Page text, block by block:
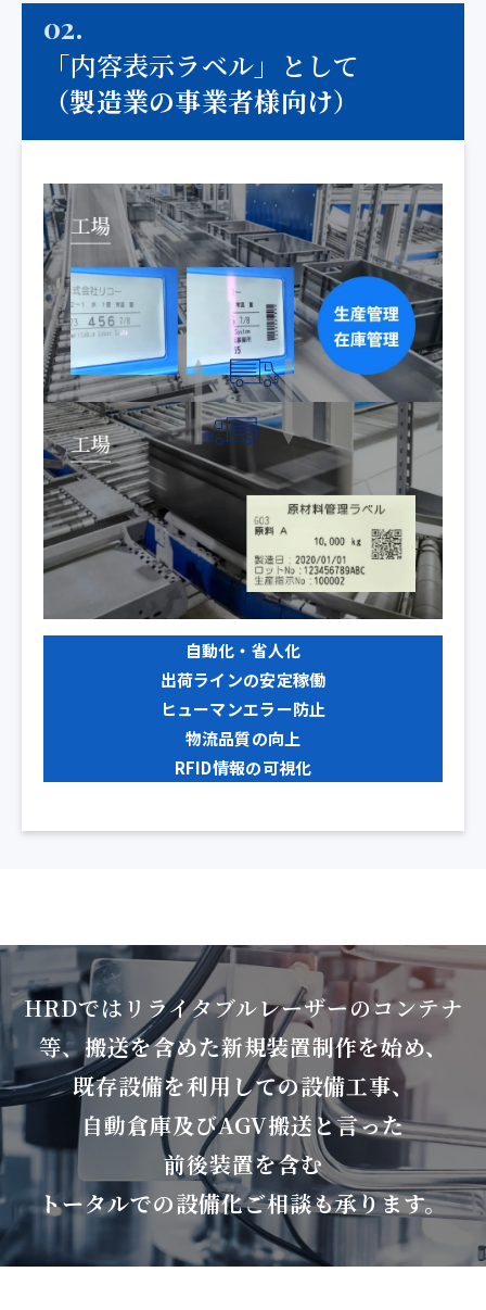
02.
「内容表示ラベル」として
（製造業の事業者様向け）
自動化・省人化
出荷ラインの安定稼働
ヒューマンエラー防止
物流品質の向上
RFID情報の可視化
HRDではリライタブルレーザーのコンテナ
等、搬送を含めた新規装置制作を始め、
既存設備を利用しての設備工事、
自動倉庫及びAGV搬送と言った
前後装置を含む
トータルでの設備化ご相談も承ります。